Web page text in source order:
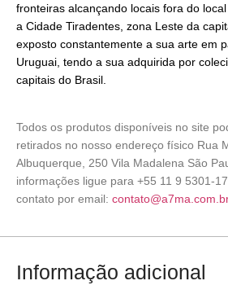
fronteiras alcançando locais fora do
a Cidade Tiradentes, zona Leste da
exposto constantemente a sua arte em
Uruguai, tendo a sua adquirida por
capitais do Brasil.
Todos os produtos disponíveis no site
retirados no nosso endereço físico Rua
Albuquerque, 250 Vila Madalena São
informações ligue para +55 11 9 5301-
contato por email:
Informação adicional